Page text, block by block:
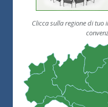
Clicca sulla regione di tuo